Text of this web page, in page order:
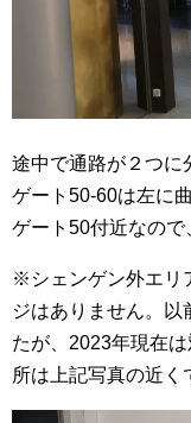
途中で通路が２つに
ゲート50-60は左に
ゲート50付近なので
※シェンゲン外エリ
ジはありません。以
たが、2023年現在
所は上記写真の近く